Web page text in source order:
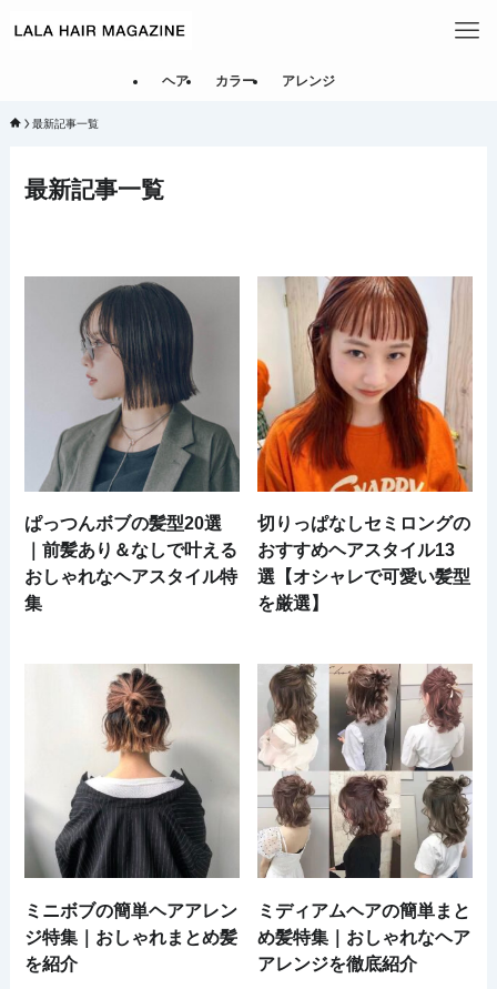
ヘア カラー アレンジ
最新記事一覧
最新記事一覧
ぱっつんボブの髪型20選
｜前髪あり＆なしで叶える
おしゃれなヘアスタイル特
集
切りっぱなしセミロングの
おすすめヘアスタイル13
選【オシャレで可愛い髪型
を厳選】
ミニボブの簡単ヘアアレン
ジ特集｜おしゃれまとめ髪
を紹介
ミディアムヘアの簡単まと
め髪特集｜おしゃれなヘア
アレンジを徹底紹介